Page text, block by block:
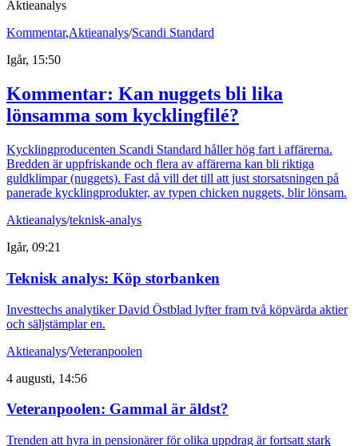
Aktieanalys
Kommentar,Aktieanalys/Scandi Standard
Igår, 15:50
Kommentar: Kan nuggets bli lika
lönsamma som kycklingfilé?
Kycklingproducenten Scandi Standard håller hög fart i affärerna.
Bredden är uppfriskande och flera av affärerna kan bli riktiga
guldklimpar (nuggets). Fast då vill det till att just storsatsningen på
panerade kycklingprodukter, av typen chicken nuggets, blir lönsam.
Aktieanalys/teknisk-analys
Igår, 09:21
Teknisk analys: Köp storbanken
Investtechs analytiker David Östblad lyfter fram två köpvärda aktier
och säljstämplar en.
Aktieanalys/Veteranpoolen
4 augusti, 14:56
Veteranpoolen: Gammal är äldst?
Trenden att hyra in pensionärer för olika uppdrag är fortsatt stark